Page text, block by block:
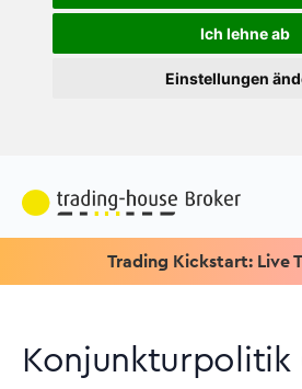
Ich lehne ab
Einstellungen
Trading Kickstart: Live
Konjunkturpolitik